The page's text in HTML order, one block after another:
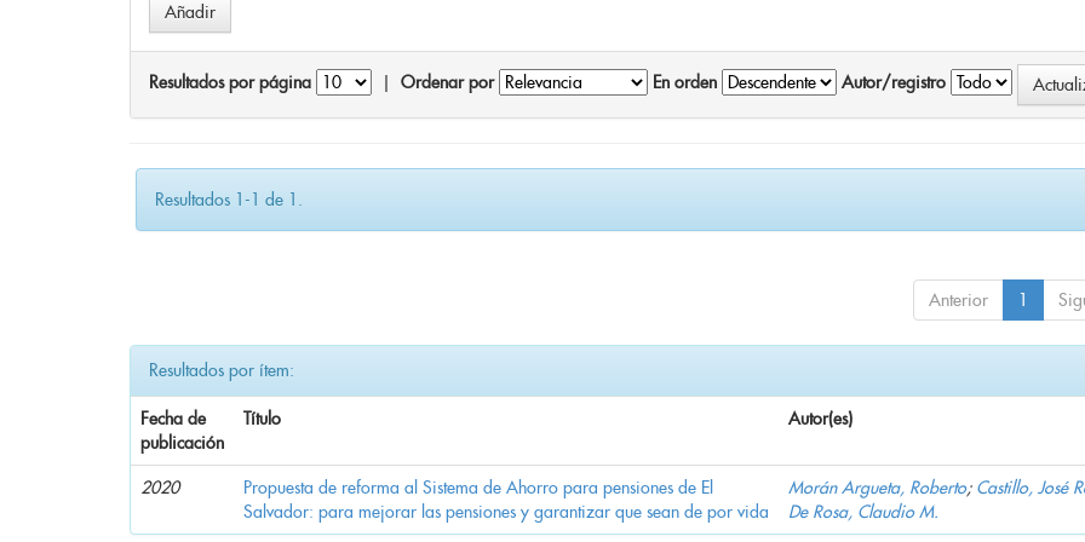
Resultados por página Ordenar por En orden Autor/registro
Resultados 1-1 de 1.
Anterior 1
Resultados por ítem:
Fecha de
publicación
Título Autor(es)
2020
Propuesta de reforma al Sistema de Ahorro para pensiones de El
Salvador: para mejorar las pensiones y garantizar que sean de por vida
Morán Argueta, Roberto; Castillo, José
De Rosa, Claudio M.